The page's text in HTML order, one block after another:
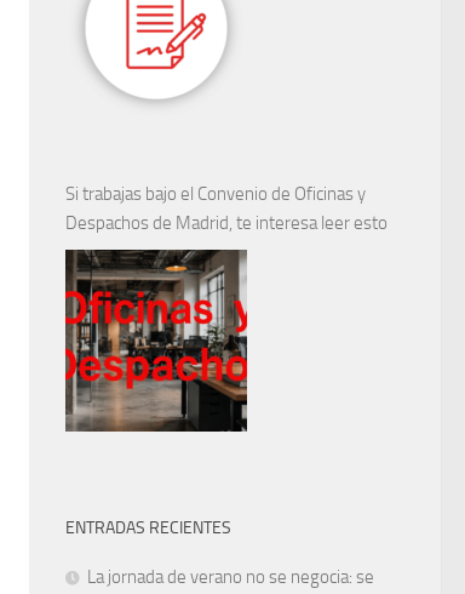
Si trabajas bajo el Convenio de Oficinas y
Despachos de Madrid, te interesa leer esto
ENTRADAS RECIENTES
La jornada de verano no se negocia: se